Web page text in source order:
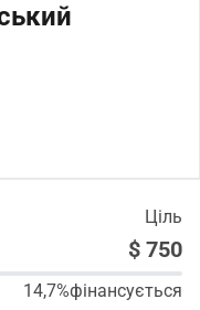
Ціль
$ 750
14,7%фінансується